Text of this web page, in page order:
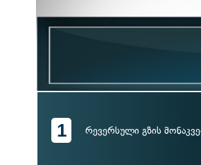
1 რევერსული გზის